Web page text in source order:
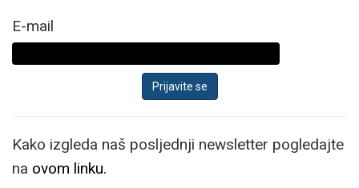
E-mail
Kako izgleda naš posljednji newsletter pogledajte
na ovom linku.